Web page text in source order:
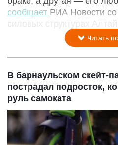
сообщает РИА Новости со
силовых структурах
Читать
В барнаульском скейт-
пострадал подросток,
руль самоката